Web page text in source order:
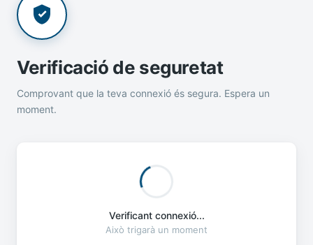
Verificació de seguretat
Comprovant que la teva connexió és segura. Espera un
moment.
Verificant connexió...
Això trigarà un moment